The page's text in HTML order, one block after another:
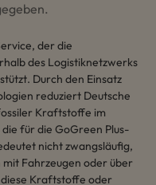
der die
des Logistiknetzwerks
Durch den Einsatz
reduziert Deutsche
Kraftstoffe im
für die GoGreen Plus-
nicht zwangsläufig,
Fahrzeugen oder über
Kraftstoffe oder